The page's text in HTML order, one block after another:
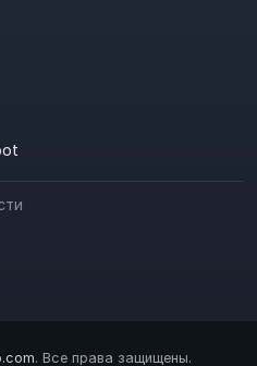
. Все права защищены.